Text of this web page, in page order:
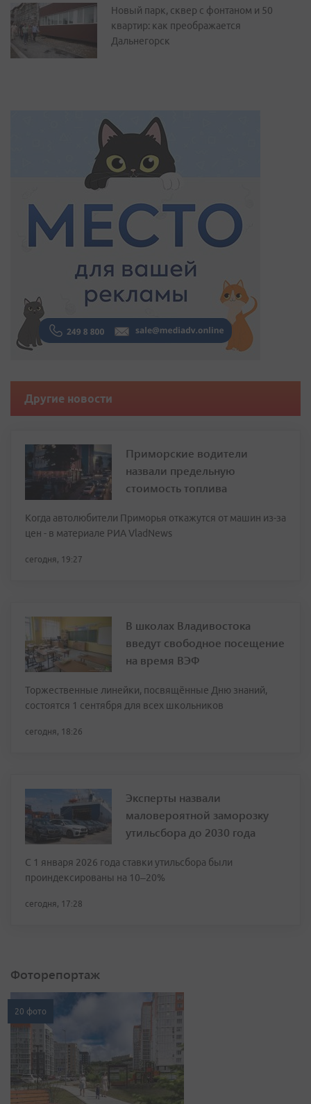
Новый парк, сквер с фонтаном и 50
квартир: как преображается
Дальнегорск
Другие новости
Приморские водители
назвали предельную
стоимость топлива
Когда автолюбители Приморья откажутся от машин из-за
цен - в материале РИА VladNews
сегодня, 19:27
В школах Владивостока
введут свободное посещение
на время ВЭФ
Торжественные линейки, посвящённые Дню знаний,
состоятся 1 сентября для всех школьников
сегодня, 18:26
Эксперты назвали
маловероятной заморозку
утильсбора до 2030 года
С 1 января 2026 года ставки утильсбора были
проиндексированы на 10–20%
сегодня, 17:28
Фоторепортаж
20 фото